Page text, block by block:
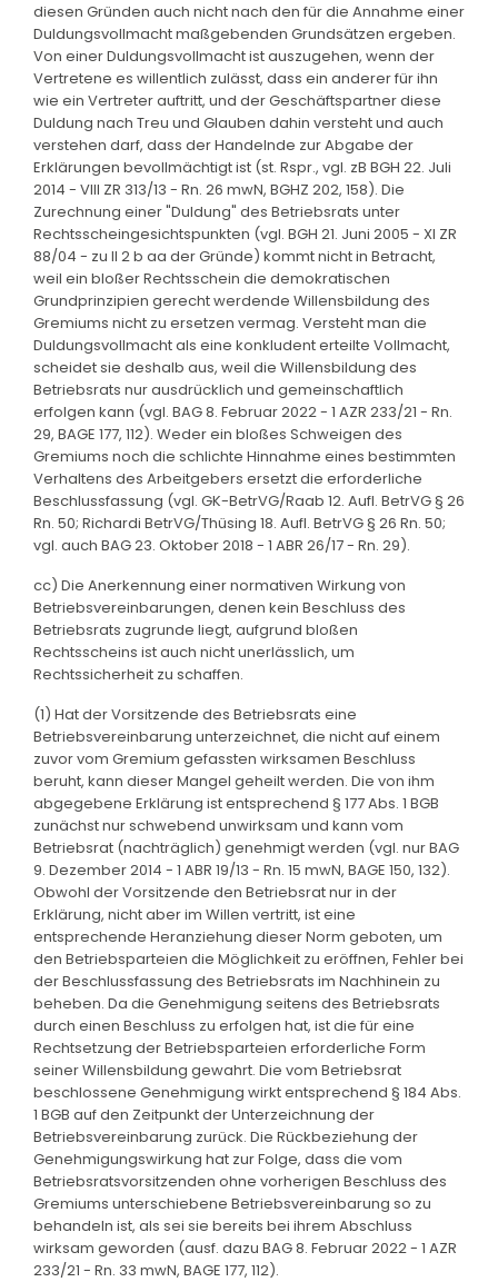
diesen Gründen auch nicht nach den für die Annahme einer
Duldungsvollmacht maßgebenden Grundsätzen ergeben.
Von einer Duldungsvollmacht ist auszugehen, wenn der
Vertretene es willentlich zulässt, dass ein anderer für ihn
wie ein Vertreter auftritt, und der Geschäftspartner diese
Duldung nach Treu und Glauben dahin versteht und auch
verstehen darf, dass der Handelnde zur Abgabe der
Erklärungen bevollmächtigt ist (st. Rspr., vgl. zB BGH 22. Juli
2014 - VIII ZR 313/13 - Rn. 26 mwN, BGHZ 202, 158). Die
Zurechnung einer "Duldung" des Betriebsrats unter
Rechtsscheingesichtspunkten (vgl. BGH 21. Juni 2005 - XI ZR
88/04 - zu II 2 b aa der Gründe) kommt nicht in Betracht,
weil ein bloßer Rechtsschein die demokratischen
Grundprinzipien gerecht werdende Willensbildung des
Gremiums nicht zu ersetzen vermag. Versteht man die
Duldungsvollmacht als eine konkludent erteilte Vollmacht,
scheidet sie deshalb aus, weil die Willensbildung des
Betriebsrats nur ausdrücklich und gemeinschaftlich
erfolgen kann (vgl. BAG 8. Februar 2022 - 1 AZR 233/21 - Rn.
29, BAGE 177, 112). Weder ein bloßes Schweigen des
Gremiums noch die schlichte Hinnahme eines bestimmten
Verhaltens des Arbeitgebers ersetzt die erforderliche
Beschlussfassung (vgl. GK-BetrVG/Raab 12. Aufl. BetrVG § 26
Rn. 50; Richardi BetrVG/Thüsing 18. Aufl. BetrVG § 26 Rn. 50;
vgl. auch BAG 23. Oktober 2018 - 1 ABR 26/17 - Rn. 29).
cc) Die Anerkennung einer normativen Wirkung von
Betriebsvereinbarungen, denen kein Beschluss des
Betriebsrats zugrunde liegt, aufgrund bloßen
Rechtsscheins ist auch nicht unerlässlich, um
Rechtssicherheit zu schaffen.
(1) Hat der Vorsitzende des Betriebsrats eine
Betriebsvereinbarung unterzeichnet, die nicht auf einem
zuvor vom Gremium gefassten wirksamen Beschluss
beruht, kann dieser Mangel geheilt werden. Die von ihm
abgegebene Erklärung ist entsprechend § 177 Abs. 1 BGB
zunächst nur schwebend unwirksam und kann vom
Betriebsrat (nachträglich) genehmigt werden (vgl. nur BAG
9. Dezember 2014 - 1 ABR 19/13 - Rn. 15 mwN, BAGE 150, 132).
Obwohl der Vorsitzende den Betriebsrat nur in der
Erklärung, nicht aber im Willen vertritt, ist eine
entsprechende Heranziehung dieser Norm geboten, um
den Betriebsparteien die Möglichkeit zu eröffnen, Fehler bei
der Beschlussfassung des Betriebsrats im Nachhinein zu
beheben. Da die Genehmigung seitens des Betriebsrats
durch einen Beschluss zu erfolgen hat, ist die für eine
Rechtsetzung der Betriebsparteien erforderliche Form
seiner Willensbildung gewahrt. Die vom Betriebsrat
beschlossene Genehmigung wirkt entsprechend § 184 Abs.
1 BGB auf den Zeitpunkt der Unterzeichnung der
Betriebsvereinbarung zurück. Die Rückbeziehung der
Genehmigungswirkung hat zur Folge, dass die vom
Betriebsratsvorsitzenden ohne vorherigen Beschluss des
Gremiums unterschiebene Betriebsvereinbarung so zu
behandeln ist, als sei sie bereits bei ihrem Abschluss
wirksam geworden (ausf. dazu BAG 8. Februar 2022 - 1 AZR
233/21 - Rn. 33 mwN, BAGE 177, 112).